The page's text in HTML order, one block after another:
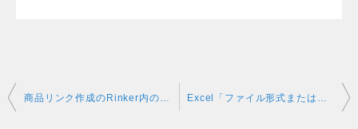
投
稿
商品リンク作成のRinker内のタイトルを変更する方法！ Excel「ファイル形式またはファイル拡張子が正しくありません。ファイルが破損しておらず、ファイル拡張子とファイル形式が一致していることを確認してください」の対応方法！